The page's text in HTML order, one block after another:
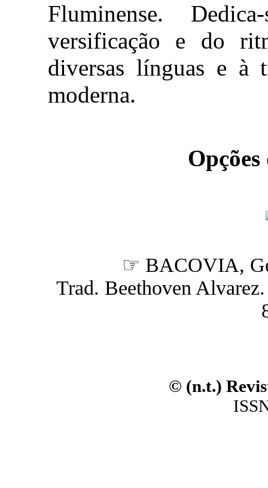
Fluminense.
versificação e do
diversas línguas e à
moderna.
☞ BACOVIA,
Trad. Beethoven
© (n.t.)